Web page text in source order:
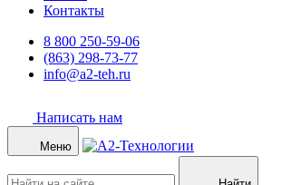
Контакты
8 800 250-59-06
(863) 298-73-77
info@a2-teh.ru
Написать нам
Меню